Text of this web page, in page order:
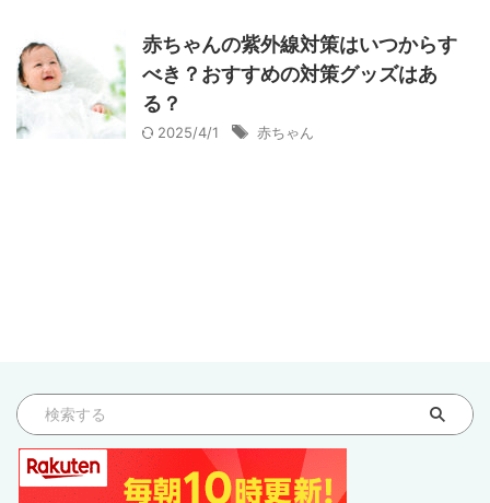
赤ちゃんの紫外線対策はいつからす
べき？おすすめの対策グッズはあ
る？
2025/4/1 赤ちゃん